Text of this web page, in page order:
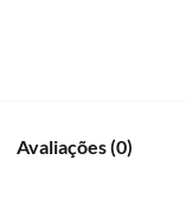
Avaliações (0)